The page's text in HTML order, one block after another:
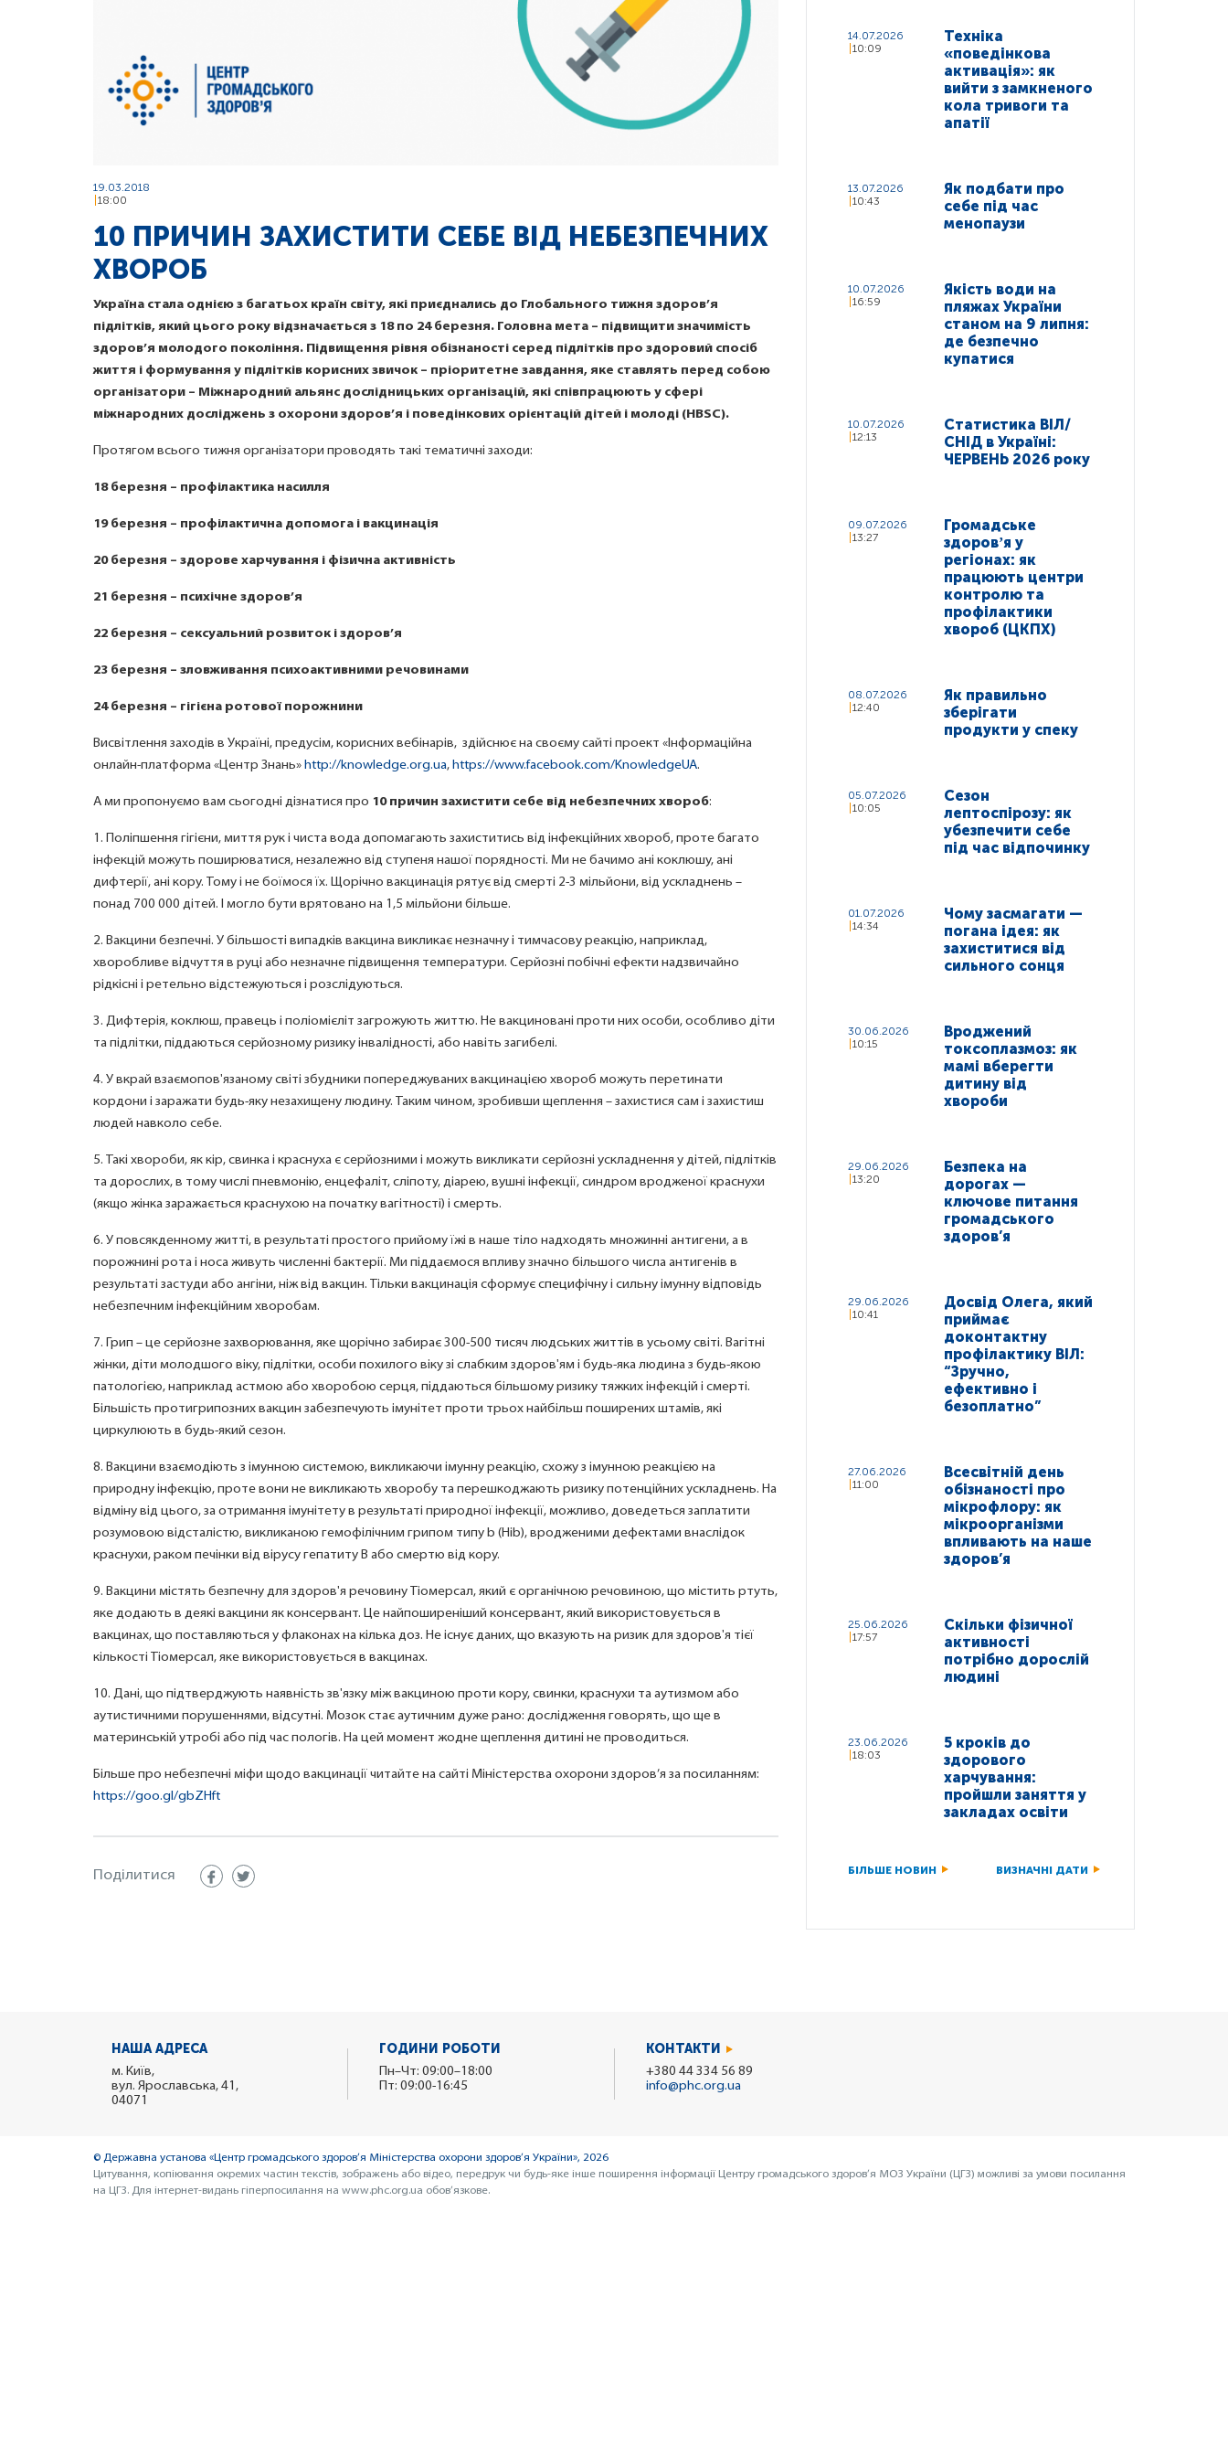
19.03.2018
18:00
10 ПРИЧИН ЗАХИСТИТИ СЕБЕ ВІД НЕБЕЗПЕЧНИХ
ХВОРОБ
Україна стала однією з багатьох країн світу, які приєднались до Глобального тижня здоров’я
підлітків, який цього року відзначається з 18 по 24 березня. Головна мета – підвищити значимість
здоров’я молодого покоління. Підвищення рівня обізнаності серед підлітків про здоровий спосіб
життя і формування у підлітків корисних звичок – пріоритетне завдання, яке ставлять перед собою
організатори – Міжнародний альянс дослідницьких організацій, які співпрацюють у сфері
міжнародних досліджень з охорони здоров’я і поведінкових орієнтацій дітей і молоді (HBSC).
Протягом всього тижня організатори проводять такі тематичні заходи:
18 березня – профілактика насилля
19 березня – профілактична допомога і вакцинація
20 березня – здорове харчування і фізична активність
21 березня – психічне здоров’я
22 березня – сексуальний розвиток і здоров’я
23 березня – зловживання психоактивними речовинами
24 березня – гігієна ротової порожнини
Висвітлення заходів в Україні, предусім, корисних вебінарів, здійснює на своєму сайті проект «Інформаційна
онлайн-платформа «Центр Знань» http://knowledge.org.ua, https://www.facebook.com/KnowledgeUA.
А ми пропонуємо вам сьогодні дізнатися про 10 причин захистити себе від небезпечних хвороб:
1. Поліпшення гігієни, миття рук і чиста вода допомагають захиститись від інфекційних хвороб, проте багато
інфекцій можуть поширюватися, незалежно від ступеня нашої порядності. Ми не бачимо ані коклюшу, ані
дифтерії, ані кору. Тому і не боїмося їх. Щорічно вакцинація рятує від смерті 2-3 мільйони, від ускладнень –
понад 700 000 дітей. І могло бути врятовано на 1,5 мільйони більше.
2. Вакцини безпечні. У більшості випадків вакцина викликає незначну і тимчасову реакцію, наприклад,
хворобливе відчуття в руці або незначне підвищення температури. Серйозні побічні ефекти надзвичайно
рідкісні і ретельно відстежуються і розслідуються.
3. Дифтерія, коклюш, правець і поліомієліт загрожують життю. Не вакциновані проти них особи, особливо діти
та підлітки, піддаються серйозному ризику інвалідності, або навіть загибелі.
4. У вкрай взаємопов'язаному світі збудники попереджуваних вакцинацією хвороб можуть перетинати
кордони і заражати будь-яку незахищену людину. Таким чином, зробивши щеплення – захистися сам і захистиш
людей навколо себе.
5. Такі хвороби, як кір, свинка і краснуха є серйозними і можуть викликати серйозні ускладнення у дітей, підлітків
та дорослих, в тому числі пневмонію, енцефаліт, сліпоту, діарею, вушні інфекції, синдром вродженої краснухи
(якщо жінка заражається краснухою на початку вагітності) і смерть.
6. У повсякденному житті, в результаті простого прийому їжі в наше тіло надходять множинні антигени, а в
порожнині рота і носа живуть численні бактерії. Ми піддаємося впливу значно більшого числа антигенів в
результаті застуди або ангіни, ніж від вакцин. Тільки вакцинація сформує специфічну і сильну імунну відповідь
небезпечним інфекційним хворобам.
7. Грип – це серйозне захворювання, яке щорічно забирає 300-500 тисяч людських життів в усьому світі. Вагітні
жінки, діти молодшого віку, підлітки, особи похилого віку зі слабким здоров'ям і будь-яка людина з будь-якою
патологією, наприклад астмою або хворобою серця, піддаються більшому ризику тяжких інфекцій і смерті.
Більшість протигрипозних вакцин забезпечують імунітет проти трьох найбільш поширених штамів, які
циркулюють в будь-який сезон.
8. Вакцини взаємодіють з імунною системою, викликаючи імунну реакцію, схожу з імунною реакцією на
природну інфекцію, проте вони не викликають хворобу та перешкоджають ризику потенційних ускладнень. На
відміну від цього, за отримання імунітету в результаті природної інфекції, можливо, доведеться заплатити
розумовою відсталістю, викликаною гемофілічним грипом типу b (Hib), вродженими дефектами внаслідок
краснухи, раком печінки від вірусу гепатиту В або смертю від кору.
9. Вакцини містять безпечну для здоров'я речовину Тіомерсал, який є органічною речовиною, що містить ртуть,
яке додають в деякі вакцини як консервант. Це найпоширеніший консервант, який використовується в
вакцинах, що поставляються у флаконах на кілька доз. Не існує даних, що вказують на ризик для здоров'я тієї
кількості Тіомерсал, яке використовується в вакцинах.
10. Дані, що підтверджують наявність зв'язку між вакциною проти кору, свинки, краснухи та аутизмом або
аутистичними порушеннями, відсутні. Мозок стає аутичним дуже рано: дослідження говорять, що ще в
материнській утробі або під час пологів. На цей момент жодне щеплення дитині не проводиться.
Більше про небезпечні міфи щодо вакцинації читайте на сайті Міністерства охорони здоров’я за посиланням:
https://goo.gl/gbZHft
Поділитися
14.07.2026
10:09
Техніка
«поведінкова
активація»: як
вийти з замкненого
кола тривоги та
апатії
13.07.2026
10:43
Як подбати про
себе під час
менопаузи
10.07.2026
16:59
Якість води на
пляжах України
станом на 9 липня:
де безпечно
купатися
10.07.2026
12:13
Статистика ВІЛ/
СНІД в Україні:
ЧЕРВЕНЬ 2026 року
09.07.2026
13:27
Громадське
здоровʼя у
регіонах: як
працюють центри
контролю та
профілактики
хвороб (ЦКПХ)
08.07.2026
12:40
Як правильно
зберігати
продукти у спеку
05.07.2026
10:05
Сезон
лептоспірозу: як
убезпечити себе
під час відпочинку
01.07.2026
14:34
Чому засмагати —
погана ідея: як
захиститися від
сильного сонця
30.06.2026
10:15
Вроджений
токсоплазмоз: як
мамі вберегти
дитину від
хвороби
29.06.2026
13:20
Безпека на
дорогах —
ключове питання
громадського
здоров’я
29.06.2026
10:41
Досвід Олега, який
приймає
доконтактну
профілактику ВІЛ:
“Зручно,
ефективно і
безоплатно”
27.06.2026
11:00
Всесвітній день
обізнаності про
мікрофлору: як
мікроорганізми
впливають на наше
здоров’я
25.06.2026
17:57
Скільки фізичної
активності
потрібно дорослій
людині
23.06.2026
18:03
5 кроків до
здорового
харчування:
пройшли заняття у
закладах освіти
БІЛЬШЕ НОВИН ВИЗНАЧНІ ДАТИ
НАША АДРЕСА
м. Київ,
вул. Ярославська, 41,
04071
ГОДИНИ РОБОТИ
Пн–Чт: 09:00–18:00
Пт: 09:00-16:45
КОНТАКТИ
+380 44 334 56 89
info@phc.org.ua
© Державна установа «Центр громадського здоров’я Міністерства охорони здоров’я України», 2026
Цитування, копіювання окремих частин текстів, зображень або відео, передрук чи будь-яке інше поширення інформації Центру громадського здоров’я МОЗ України (ЦГЗ) можливі за умови посилання
на ЦГЗ. Для інтернет-видань гіперпосилання на www.phc.org.ua обов’язкове.